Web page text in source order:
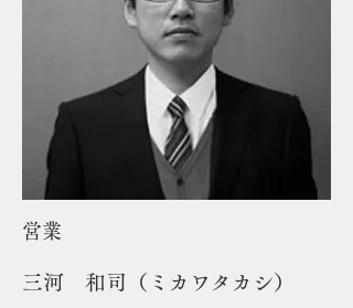
​営業
三河 和司（ミカワタカシ）